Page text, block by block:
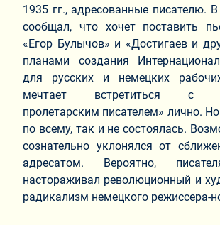
1935 гг., адресованные писателю.
сообщал, что хочет поставить
«Егор Булычов» и «Достигаев и
планами создания
для русских и немецких
мечтает встретиться с
пролетарским писателем» лично.
по всему, так и не состоялась.
сознательно уклонялся от
адресатом. Вероятно,
настораживал революционный и
радикализм немецкого режиссера-